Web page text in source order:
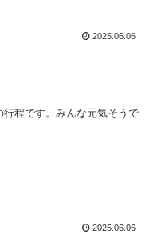
2025.06.06
程です。みんな元気そうで
2025.06.06